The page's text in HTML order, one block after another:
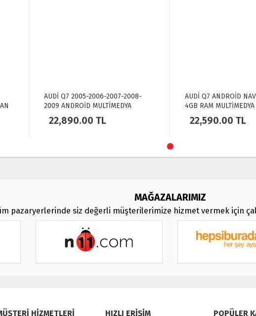
AUDİ Q7 2005-2006-2007-2008-
2009 ANDROİD MULTİMEDYA
CARPLAY 6GB RAM + 64GB HDD
NAVİGASYON EKRAN BS-2005
22,890.00 TL
AUDİ Q7 ANDROİD
4GB RAM
NAVİMEX - 4465
22,590.00 TL
MAĞAZALARIMIZ
pazaryerlerinde siz değerli müşterilerimize hizmet vermek için
HİZMETLERİ HIZLI ERİŞİM POPÜLER